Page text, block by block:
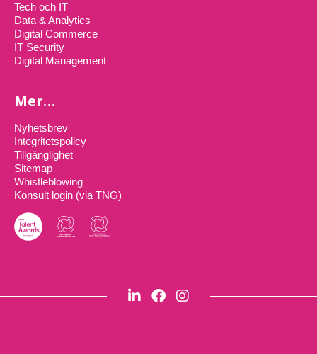
Tech och IT
Data & Analytics
Digital Commerce
IT Security
Digital Management
Mer…
Nyhetsbrev
Integritetspolicy
Tillgänglighet
Sitemap
Whistleblowing
Konsult login (via TNG)